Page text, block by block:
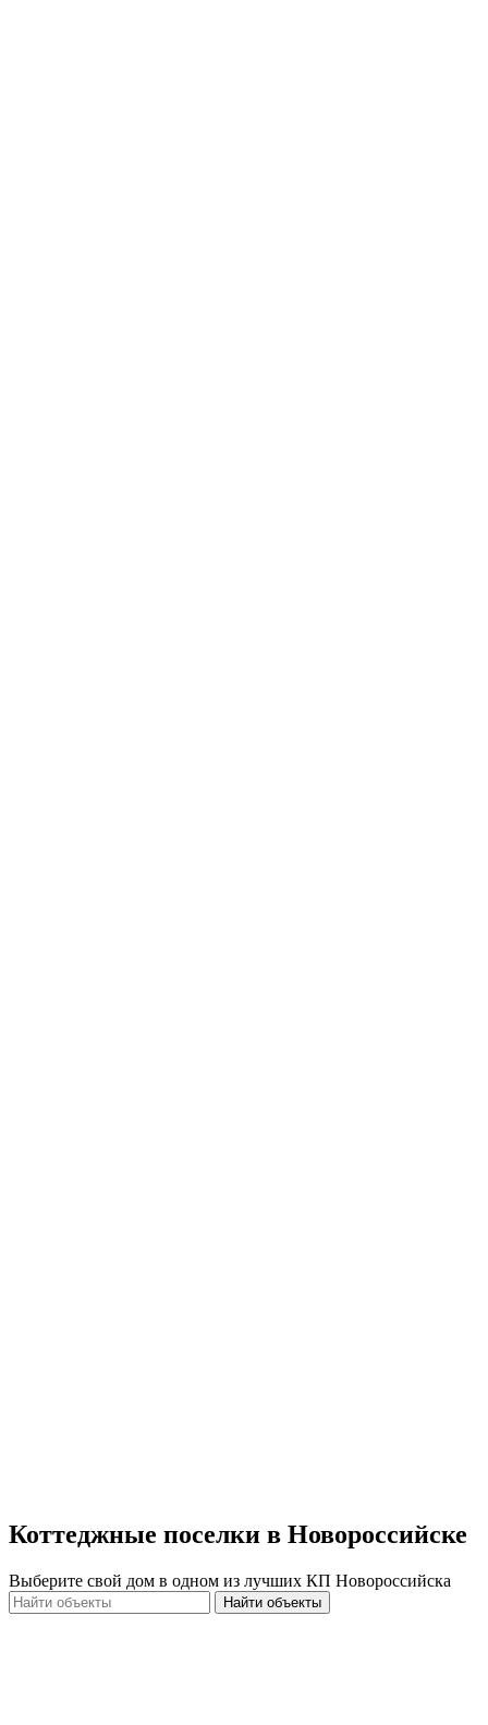
Коттеджные поселки в Новороссийске
Выберите свой дом в одном из лучших КП Новороссийска
Найти объекты